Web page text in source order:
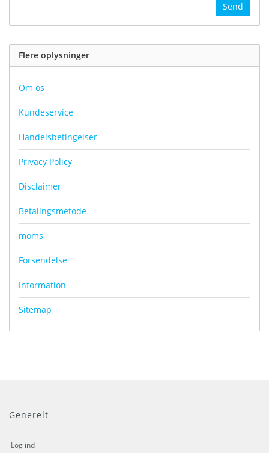
Send
Flere oplysninger
Om os
Kundeservice
Handelsbetingelser
Privacy Policy
Disclaimer
Betalingsmetode
moms
Forsendelse
Information
Sitemap
Generelt
Log ind